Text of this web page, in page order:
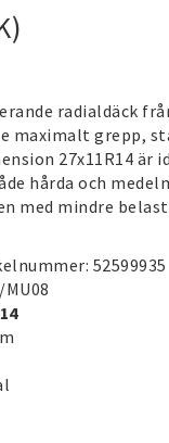
radialdäck
maximalt grepp,
27x11R14 är
hårda och
med mindre
52599935